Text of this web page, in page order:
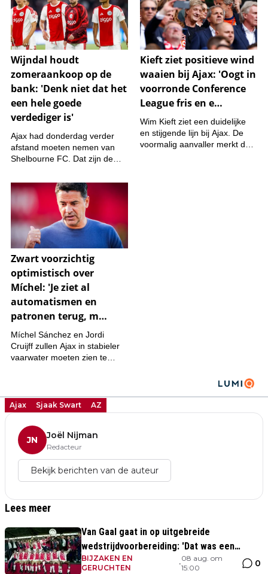
Ajax Sjaak Swart AZ
JN Joël Nijman
Redacteur
Bekijk berichten van de auteur
Lees meer
Van Gaal gaat in op uitgebreide
wedstrijdvoorbereiding: 'Dat was een
aparte discipline, een ritme'
BIJZAKEN EN
GERUCHTEN
•
08 aug. om
15:00
0